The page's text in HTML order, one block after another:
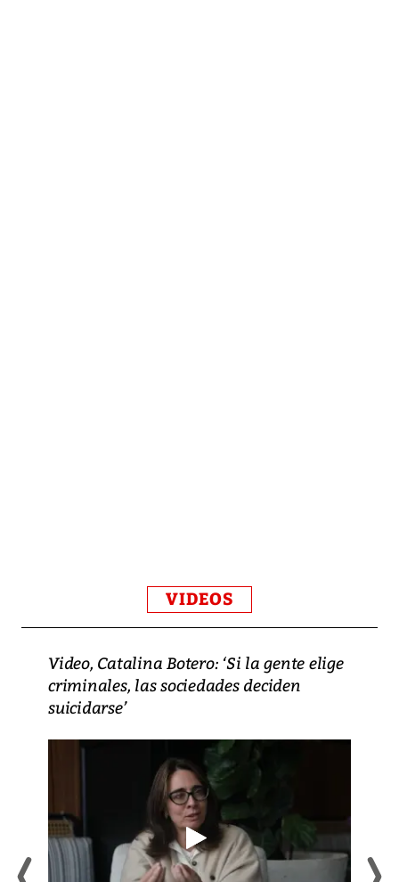
VIDEOS
Video, Catalina Botero: ‘Si la gente elige
criminales, las sociedades deciden
suicidarse’